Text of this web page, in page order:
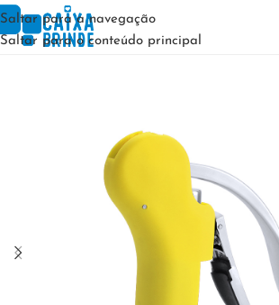
Saltar para a navegação
Saltar para o conteúdo principal